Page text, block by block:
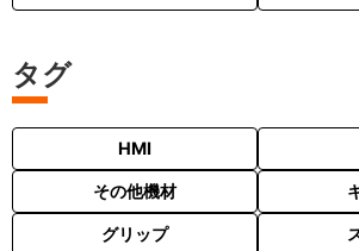
タグ
HMI
その他機材
グリップ